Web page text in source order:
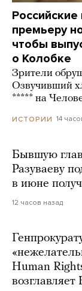
премьеру
чтобы
о Колобке
Зрители
Озвучивший
***** на
ИСТОРИИ 14
Бывшую
Разуваеву
в июне
12 часов назад
Human